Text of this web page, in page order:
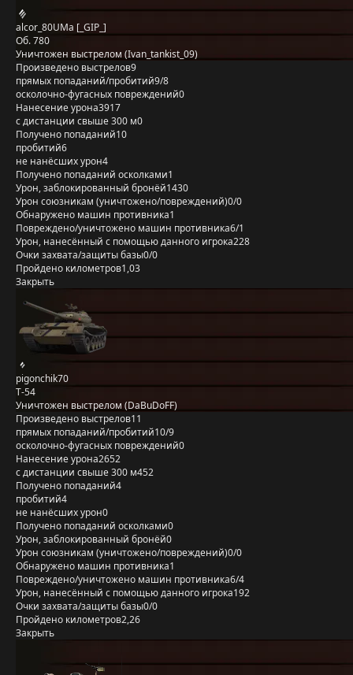
alcor_80UMa [_GIP_]
Об. 780
Уничтожен выстрелом (Ivan_tankist_09)
Произведено выстрелов9
прямых попаданий/пробитий9/8
осколочно-фугасных повреждений0
Нанесение урона3917
с дистанции свыше 300 м0
Получено попаданий10
пробитий6
не нанёсших урон4
Получено попаданий осколками1
Урон, заблокированный бронёй1430
Урон союзникам (уничтожено/повреждений)0/0
Обнаружено машин противника1
Повреждено/уничтожено машин противника6/1
Урон, нанесённый с помощью данного игрока228
Очки захвата/защиты базы0/0
Пройдено километров1,03
Закрыть
pigonchik70
Т-54
Уничтожен выстрелом (DaBuDoFF)
Произведено выстрелов11
прямых попаданий/пробитий10/9
осколочно-фугасных повреждений0
Нанесение урона2652
с дистанции свыше 300 м452
Получено попаданий4
пробитий4
не нанёсших урон0
Получено попаданий осколками0
Урон, заблокированный бронёй0
Урон союзникам (уничтожено/повреждений)0/0
Обнаружено машин противника1
Повреждено/уничтожено машин противника6/4
Урон, нанесённый с помощью данного игрока192
Очки захвата/защиты базы0/0
Пройдено километров2,26
Закрыть